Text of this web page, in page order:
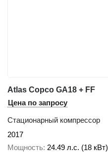
Atlas Copco GA18 + FF
Цена по запросу
Стационарный компрессор
2017
Мощность 24.49 л.с. (18 кВт)